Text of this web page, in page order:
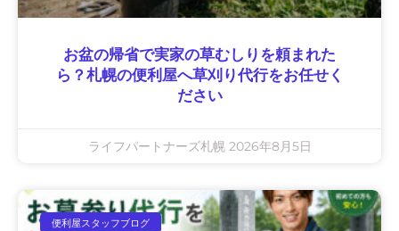
お盆の帰省で実家の草むしりを頼まれた
ら？札幌の便利屋へ草刈り代行をお任せく
ださい
ライフパートナーズ札幌 2026年8月5日
便利屋スタッフブログ